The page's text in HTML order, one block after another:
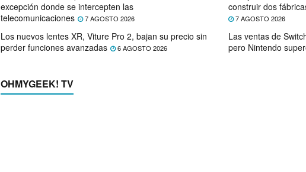
excepción donde se intercepten las
telecomunicaciones
7 AGOSTO 2026
construir dos
7 AGOSTO 2026
Los nuevos lentes XR, Viture Pro 2, bajan su precio sin
perder funciones avanzadas
6 AGOSTO 2026
Las ventas de
pero Nintendo
OHMYGEEK! TV